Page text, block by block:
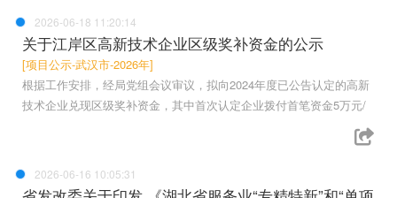
2026-06-18 11:20:14
关于江岸区高新技术企业区级奖补资金的公示
[项目公示-武汉市-2026年]
根据工作安排，经局党组会议审议，拟向2024年度已公告认定的高新
技术企业兑现区级奖补资金，其中首次认定企业拨付首笔资金5万元/
2026-06-16 10:05:31